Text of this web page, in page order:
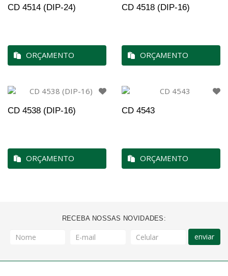
CD 4514 (DIP-24)
ORÇAMENTO
CD 4518 (DIP-16)
ORÇAMENTO
CD 4538 (DIP-16)
ORÇAMENTO
CD 4543
ORÇAMENTO
RECEBA NOSSAS NOVIDADES:
enviar